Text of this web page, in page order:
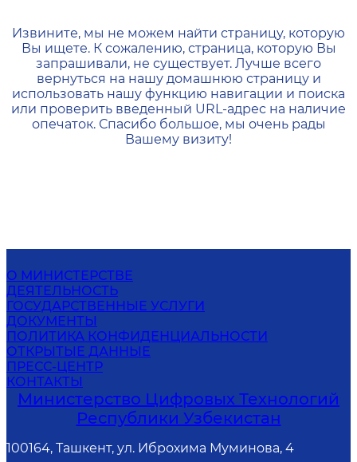
404 — Страница не
Извините, мы не можем найти страницу, которую
Вы ищете. К сожалению, страница, которую Вы
запрашивали, не существует. Лучше всего
вернуться на нашу домашнюю страницу и
использовать нашу функцию навигации и поиска
или проверить введенный URL-адрес на наличие
опечаток. Спасибо большое, мы очень рады
Вашему визиту!
О МИНИСТЕРСТВЕ
ДЕЯТЕЛЬНОСТЬ
ГОСУДАРСТВЕННЫЕ УСЛУГИ
ДОКУМЕНТЫ
ПОЛИТИКА КОНФИДЕНЦИАЛЬНОСТИ
ОТКРЫТЫЕ ДАННЫЕ
ПРЕСС-ЦЕНТР
КОНТАКТЫ
Министерство Цифровых Технологий
Республики Узбекистан
100164, Ташкент, ул. Иброхима Муминова, 4